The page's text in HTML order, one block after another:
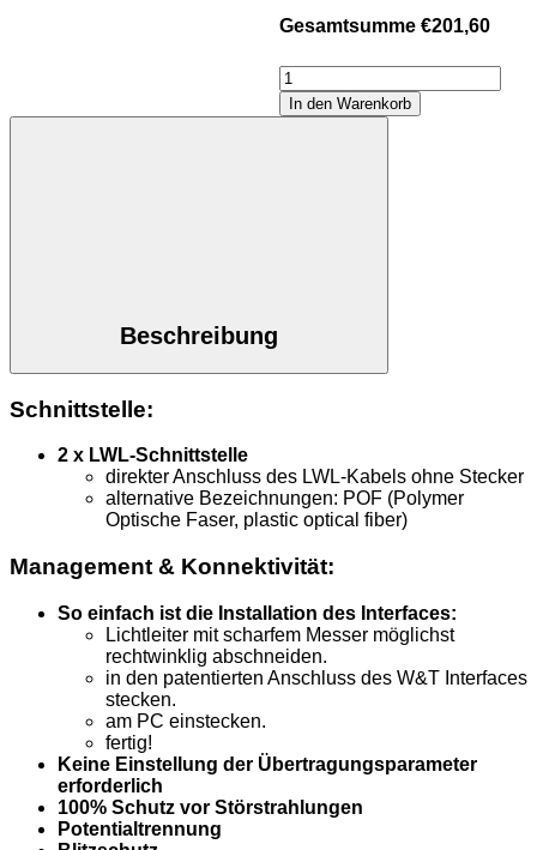
Gesamtsumme €201,60
LWL-
Repeater
Industry
In den Warenkorb
Beschreibung
Schnittstelle:
2 x LWL-Schnittstelle
direkter Anschluss des LWL-Kabels ohne Stecker
alternative Bezeichnungen: POF (Polymer
Optische Faser, plastic optical fiber)
Management & Konnektivität:
So einfach ist die Installation des Interfaces:
Lichtleiter mit scharfem Messer möglichst
rechtwinklig abschneiden.
in den patentierten Anschluss des W&T Interfaces
stecken.
am PC einstecken.
fertig!
Keine Einstellung der Übertragungsparameter
erforderlich
100% Schutz vor Störstrahlungen
Potentialtrennung